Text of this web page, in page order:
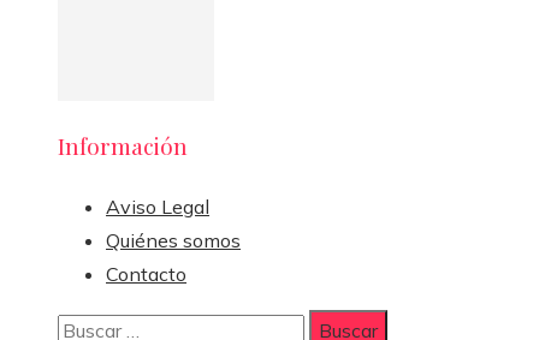
Información
Aviso Legal
Quiénes somos
Contacto
Buscar: